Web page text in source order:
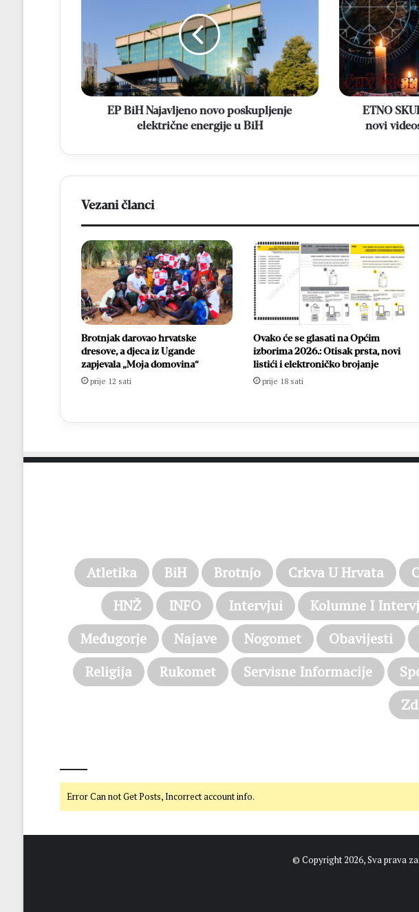
poskupljenje
električne
energije
u
BiH
EP BiH Najavljeno novo poskupljenje
električne energije u BiH
ČUVARICE
Pogledajte
novi
videospot
pjesmu
„Misečino”
ETNO
novi
Vezani članci
Brotnjak darovao hrvatske
dresove, a djeca iz Ugande
zapjevala „Moja domovina“
prije 12 sati
Ovako će se glasati na Općim
izborima 2026.: Otisak prsta, novi
listići i elektroničko brojanje
prije 18 sati
Atletika BiH Brotnjo Crkva U Hrvata
HNŽ
INFO Intervjui Kolumne I
Međugorje
Najave Nogomet Obavijesti
Religija
Rukomet Servisne Informacije
Error Can not Get Posts, Incorrect account info.
© Copyright 2026, Sva prava